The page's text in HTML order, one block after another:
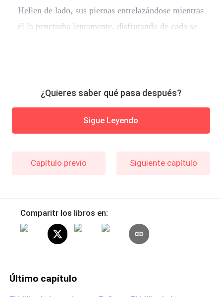
Hellen de lado, sus piernas entrelazándose mientras
él la penetraba lentamente, disfrutando de cada se
¿Quieres saber qué pasa después?
Sigue Leyendo
Capítulo previo Siguiente capítulo
Comparitr los libros en:
Último capítulo